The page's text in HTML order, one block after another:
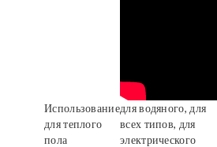
Использование
для теплого
пола
для водяного, для
всех типов, для
электрического